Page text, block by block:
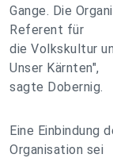
Gange. Die
Referent für
die Volkskultur
Unser Kärnten",
sagte Dobernig.
Eine Einbindung
Organisation sei